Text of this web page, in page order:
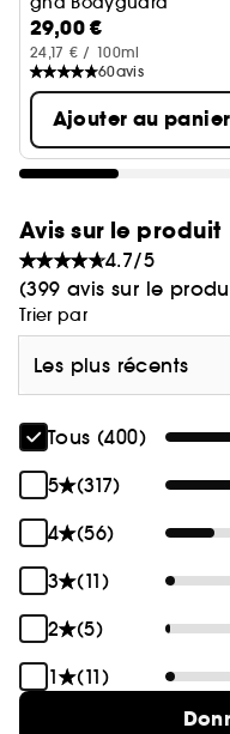
coiffage sublimé.
Associez-le à
ghd.
Cheveux Colorés
29,00 €
24,17 € / 100ml
60avis
Ajouter au panier
Avis sur le produit
4.7/5
(399 avis sur le
Trier par
Les plus récents
Tous (400)
5
(317)
4
(56)
3
(11)
2
(5)
1
(11)